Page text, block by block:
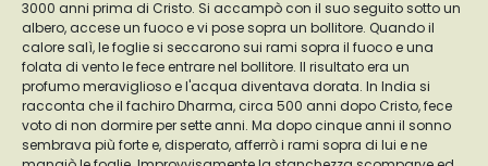
3000 anni prima di Cristo. Si accampò con il suo seguito sotto un
albero, accese un fuoco e vi pose sopra un bollitore. Quando il
calore salì, le foglie si seccarono sui rami sopra il fuoco e una
folata di vento le fece entrare nel bollitore. Il risultato era un
profumo meraviglioso e l'acqua diventava dorata. In India si
racconta che il fachiro Dharma, circa 500 anni dopo Cristo, fece
voto di non dormire per sette anni. Ma dopo cinque anni il sonno
sembrava più forte e, disperato, afferrò i rami sopra di lui e ne